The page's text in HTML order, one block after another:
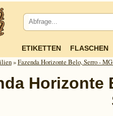
ETIKETTEN FLASCHEN
»Fazenda Horizonte Belo, Serro -
Horizonte